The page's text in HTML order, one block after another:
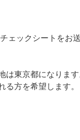
ェックシートをお送
は東京都になります
る方を希望します。